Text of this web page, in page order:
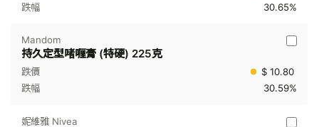
30.65%
Mandom
持久定型啫喱膏 (特硬) 225克
$ 10.80
30.59%
妮維雅 Nivea